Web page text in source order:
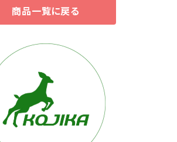
商品一覧に戻る